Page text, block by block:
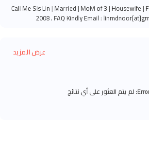
Call Me Sis Lin | Married | MoM of 3 | Housewife |
2008 . FAQ Kindly Email :
عرض المزيد
لم يتم العثور على أي نتائج